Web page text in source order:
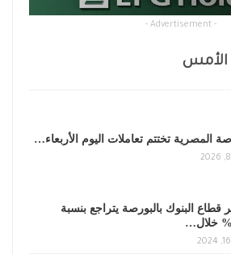
- Advertisement -
الأمس
المصرية تختتم تعاملات اليوم الأربعاء…
قطاع البنوك بالبورصة يتراجع بنسبة